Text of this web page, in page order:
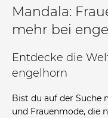
Mandala:
mehr bei
Entdecke die
engelhorn
Bist du auf der Suche
und Frauenmode, die